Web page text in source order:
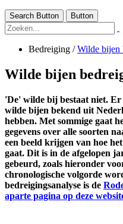
Search Button Button
Bedreiging /Wilde bijen
Wilde bijen
'De' wilde bij bestaat niet.
wilde bijen bekend uit
hebben. Met sommige gaat
gegevens over alle soorten
een beeld krijgen van hoe
gaat. Dit is in de afgelopen
gebeurd, zoals hieronder
chronologische volgorde
bedreigingsanalyse is de
aparte pagina op deze